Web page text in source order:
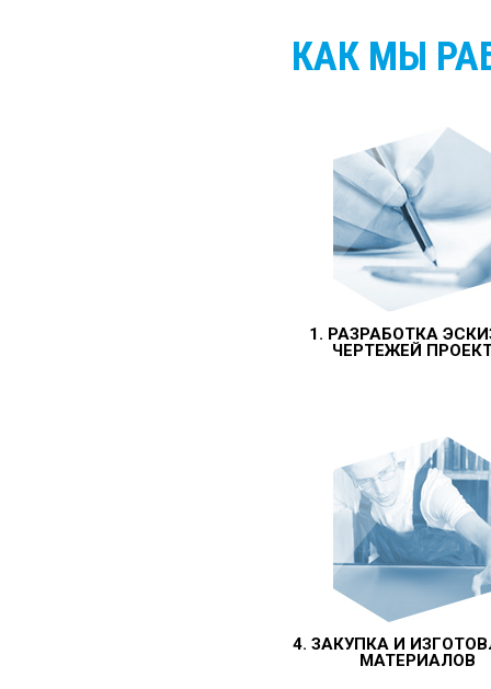
КАК МЫ
1. РАЗРАБОТКА
ЧЕРТЕЖЕЙ
4. ЗАКУПКА И
МАТЕРИАЛОВ